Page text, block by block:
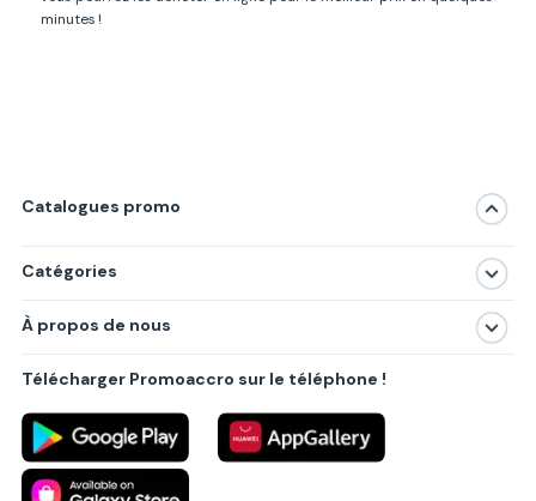
minutes !
Catalogues promo
Catégories
Produits
Villes principales
À propos de nous
Politique de confidentialité
Règlements
Partenariat B2B
Blog
Télécharger Promoaccro sur le téléphone !